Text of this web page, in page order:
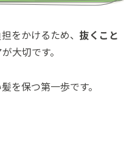
をかけるため、 抜くこと
大切です。
を保つ第一歩です。